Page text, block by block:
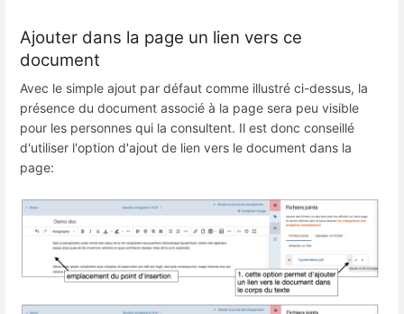
Ajouter dans la page un lien vers ce
document
Avec le simple ajout par défaut comme illustré ci-dessus, la
présence du document associé à la page sera peu visible
pour les personnes qui la consultent. Il est donc conseillé
d'utiliser l'option d'ajout de lien vers le document dans la
page: